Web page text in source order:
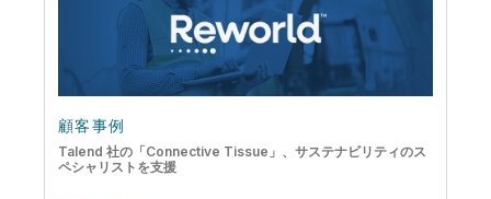
顧客事例
Talend 社の「Connective Tissue」、サステナビリティのス
ペシャリストを支援